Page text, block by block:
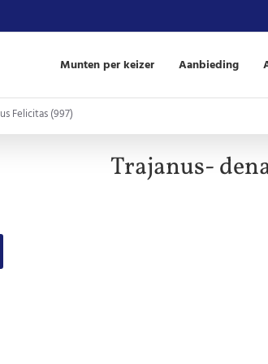
Munten per keizer Aanbieding
Felicitas (997)
Trajanus-